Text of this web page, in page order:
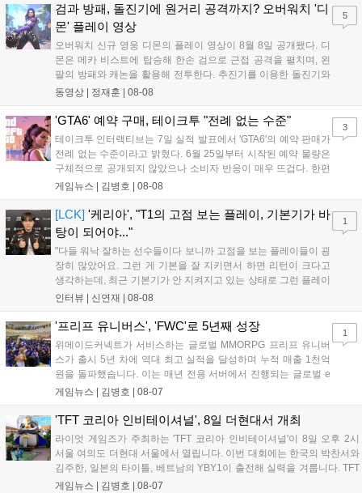
하는 몰입감 있는 서사와 조합을 구현하며 시리즈의 미래를 향한
새로운 가능성을 제시했다....
검과 방패, 돌진기에 원거리 공격까지? 오버워치 '디
몬' 플레이 영상
오버워치 신규 영웅 디몬의 플레이 영상이 8월 8일 공개됐다. 디
몬은 메카 비스트에 탑승해 한손 검으로 근접 공격을 펼치며, 왼
팔의 방패와 캐논을 활용해 전투한다. 추진기를 이용한 돌진기와
참격 형태의 궁극기를 보유했고, 메카 파괴 시 맨몸으로 기관총을
산의 영웅들 업데이트를 통해 정식 출시될 예정이다....
동영상 | 정재훈 08-08
5
'GTA6' 예약 구매, 테이크투 "전례 없는 수준"
테이크투 인터랙티브는 7일 실적 발표에서 'GTA6'의 예약 판매가
전례 없는 수준이라고 밝혔다. 6월 25일부터 시작된 예약 물량은
구체적으로 공개되지 않았으나 소비자 반응이 매우 뜨겁다. 한편
11월 19일 PS5와 Xbox 시리즈 X|S로 정식 출시될 예정이며, 록
상 'Grand Theft Auto VI: An Extended Look'을 최초 공개할 계획
이다....
게임뉴스 | 김병호 08-08
3
[LCK] '케리아', "T1의 고점 보는 플레이, 기본기가 바
탕이 되어야..."
"다들 워낙 잘하는 선수들이다 보니까 고점을 보는 플레이들이 굉
장히 많았어요. 그런 게 기본을 잘 지키면서 하면 리턴이 크다고
생각하는데, 최근 기본기가 안 지켜지고 있는 상태로 그런 플레이
를 추구하다 보니까 팀적으로 안 좋은 사고가 계속 많이 났던 것
LoL 챔피언스 코리아(LCK)'...
인터뷰 | 신연재 08-08
1
'프리프 유니버스', 'FWC'로 5년째 성장
위메이드커넥트가 서비스하는 글로벌 MMORPG 프리프 유니버
스가 출시 5년 차에 역대 최고 실적을 달성하며 누적 매출 1천억
원을 돌파했습니다. 이는 매년 전용 서버에서 진행되는 글로벌 e
스포츠 대회 FWC의 영향이 큽니다. FWC는 이용자가 동일한 조
은 전년 대비 매출과 이용자 지표가 대폭 상승하는 성과를 냈습니
다. 오는 10월 필리핀 마닐라에서 총상금 11만 달러 규모의 제4회
FWC 그랜드 파이널이 개최될 예정이며, 위메이드커넥트는 이를
통해 커뮤니티 중심의 장기 성장 모델을 지속할 방침입니다....
게임뉴스 | 김병호 08-07
1
'TFT 코리아 인비테이셔널', 8일 더현대서 개최
라이엇 게임즈가 주최하는 'TFT 코리아 인비테이셔널'이 8일 오후 2시
서울 여의도 더현대 서울에서 열립니다. 이번 대회에는 한국의 박찬서와
김주한, 일본의 타이틀, 베트남의 YBY1이 출전해 실력을 겨룹니다. TFT
는 소속팀 없이 개인 자격으로 참가하는 독특한 대회 구조를 가지며, 누
게임뉴스 | 김병호 08-07